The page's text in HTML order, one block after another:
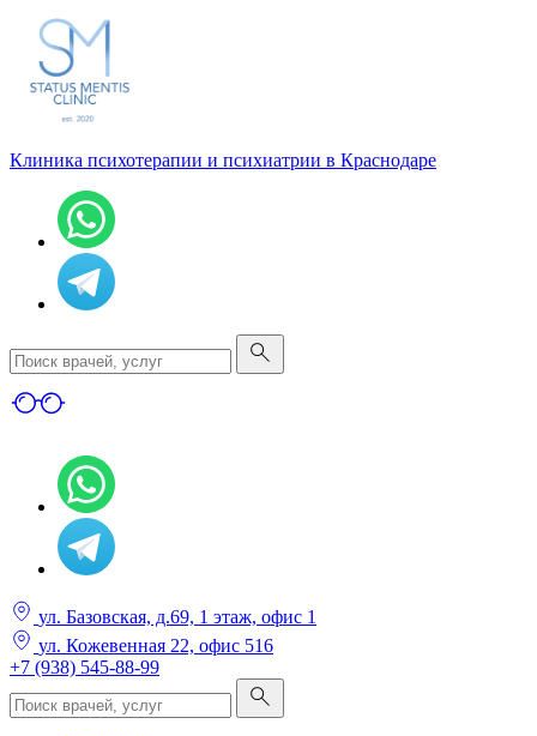
Клиника психотерапии и психиатрии в Краснодаре
ул. Базовская, д.69, 1 этаж, офис 1
ул. Кожевенная 22, офис 516
+7 (938) 545-88-99